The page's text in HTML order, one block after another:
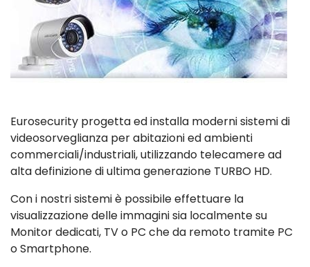
Eurosecurity progetta ed installa moderni sistemi di
videosorveglianza per abitazioni ed ambienti
commerciali/industriali, utilizzando telecamere ad
alta definizione di ultima generazione TURBO HD.
Con i nostri sistemi è possibile effettuare la
visualizzazione delle immagini sia localmente su
Monitor dedicati, TV o PC che da remoto tramite PC
o Smartphone.